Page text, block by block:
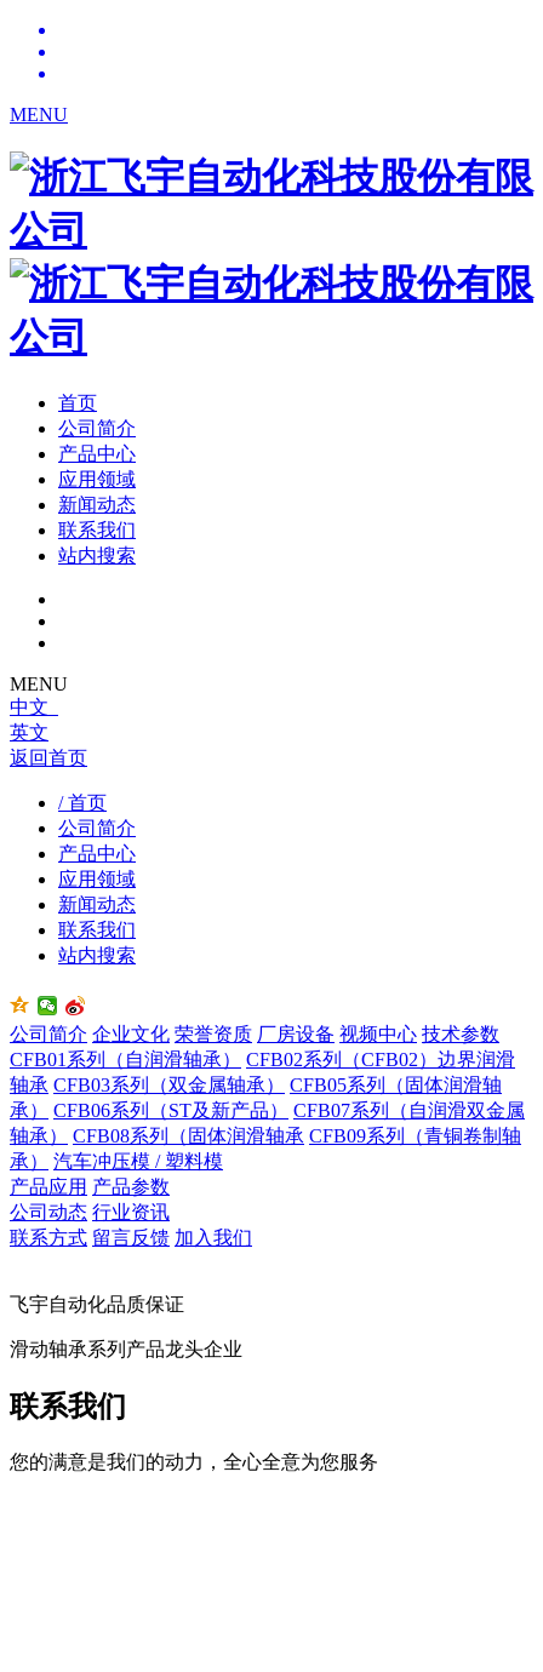
MENU
首页
公司简介
产品中心
应用领域
新闻动态
联系我们
站内搜索
MENU
中文
英文
返回首页
/ 首页
公司简介
产品中心
应用领域
新闻动态
联系我们
站内搜索
公司简介 企业文化 荣誉资质 厂房设备 视频中心 技术参数
CFB01系列（自润滑轴承）
CFB02系列（CFB02）边界润滑
轴承 CFB03系列（双金属轴承）
CFB05系列（固体润滑轴
承）
CFB06系列（ST及新产品）
CFB07系列（自润滑双金属
轴承）
CFB08系列（固体润滑轴承 CFB09系列（青铜卷制轴
承）
汽车冲压模 / 塑料模
产品应用 产品参数
公司动态 行业资讯
联系方式 留言反馈 加入我们
飞宇自动化品质保证
滑动轴承系列产品龙头企业
联系我们
您的满意是我们的动力，全心全意为您服务